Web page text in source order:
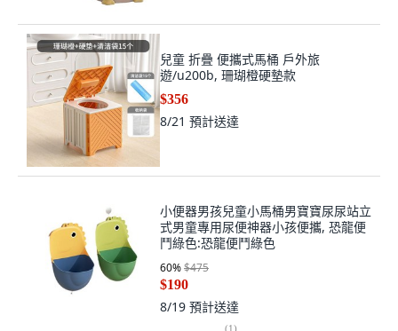
兒童 折疊 便攜式馬桶 戶外旅
遊/u200b, 珊瑚橙硬墊款
$356
8/21 預計送達
小便器男孩兒童小馬桶男寶寶尿尿站立
式男童專用尿便神器小孩便攜, 恐龍便
鬥綠色:恐龍便鬥綠色
60%$475
$190
8/19 預計送達
(1)